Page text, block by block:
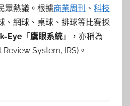
眾熱議。根據商業周刊 、 科技
、網球、桌球、排球等比賽採
Eye 「 鷹眼系統 」，亦稱為
System, IRS)。